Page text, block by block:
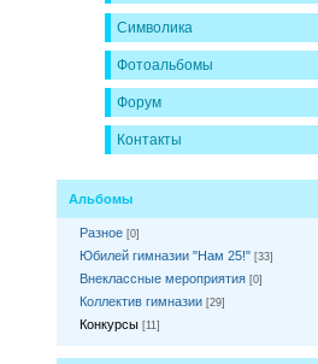
Символика
Фотоальбомы
Форум
Контакты
Альбомы
Разное [0]
Юбилей гимназии "Нам 25!" [33]
Внеклассные мероприятия [0]
Коллектив гимназии [29]
Конкурсы [11]